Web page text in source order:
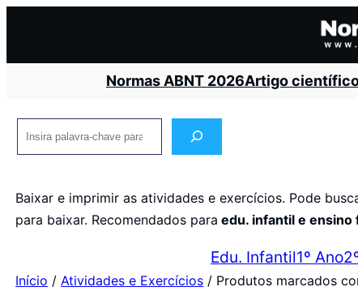
Normas ABNT 2026Artigo
Baixar e imprimir as atividades e exercícios. Pode
para baixar. Recomendados para edu. infantil e ensino
Edu. Infantil1º Ano
Início / Atividades e Exercícios / Produtos marcados